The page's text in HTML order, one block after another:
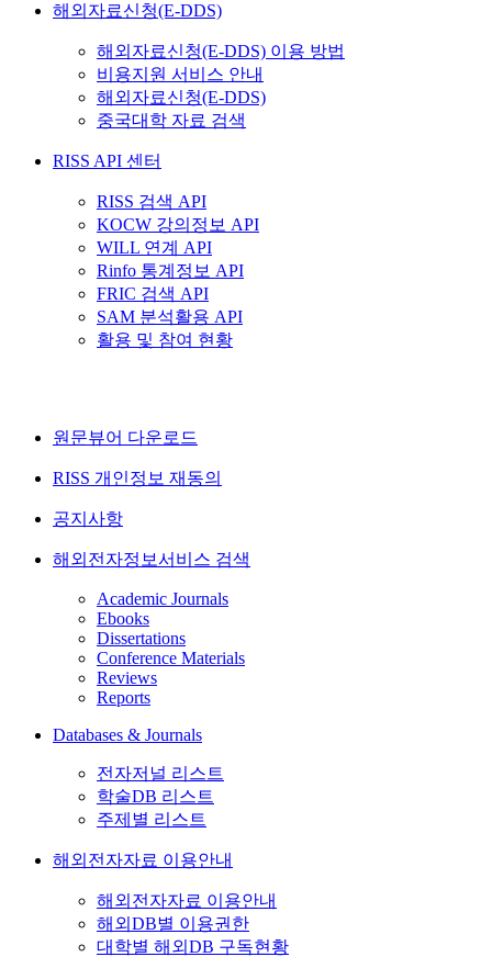
해외자료신청(E-DDS)
해외자료신청(E-DDS) 이용 방법
비용지원 서비스 안내
해외자료신청(E-DDS)
중국대학 자료 검색
RISS API 센터
RISS 검색 API
KOCW 강의정보 API
WILL 연계 API
Rinfo 통계정보 API
FRIC 검색 API
SAM 분석활용 API
활용 및 참여 현황
원문뷰어 다운로드
RISS 개인정보 재동의
공지사항
해외전자정보서비스 검색
Academic Journals
Ebooks
Dissertations
Conference Materials
Reviews
Reports
Databases & Journals
전자저널 리스트
학술DB 리스트
주제별 리스트
해외전자자료 이용안내
해외전자자료 이용안내
해외DB별 이용권한
대학별 해외DB 구독현황